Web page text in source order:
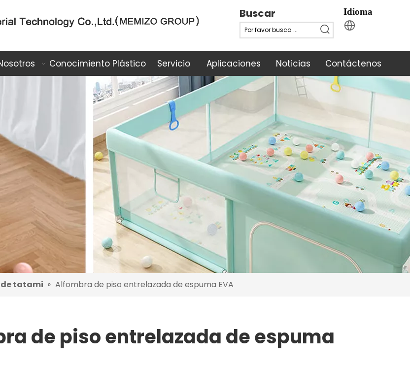
Buscar Idioma
Conocimiento Plástico Servicio Aplicaciones Noticias Contáctenos
de tatami » Alfombra de piso entrelazada de espuma EVA
de piso entrelazada de espuma